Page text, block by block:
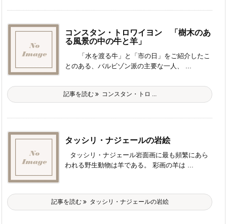
コンスタン・トロワイヨン 「樹木のあ
る風景の中の牛と羊」
「水を渡る牛」と「市の日」をご紹介したこ
とのある、バルビゾン派の主要な一人、 ...
記事を読む コンスタン・トロ ...
タッシリ・ナジェールの岩絵
タッシリ・ナジェール岩面画に最も頻繁にあら
われる野生動物は羊である。 彩画の羊は ...
記事を読む タッシリ・ナジェールの岩絵